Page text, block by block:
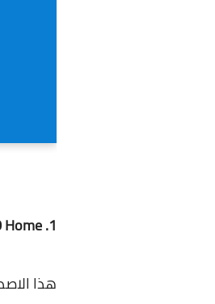
1. Windows 10 Home